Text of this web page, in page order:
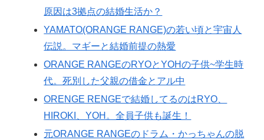
原因は3拠点の結婚生活か？
YAMATO(ORANGE RANGE)の若い頃と宇宙人
伝説。マギーと結婚前提の熱愛
ORANGE RANGEのRYOとYOHの子供~学生時
代。死別した父親の借金とアル中
ORENGE RENGEで結婚してるのはRYO、
HIROKI、YOH。全員子供も誕生！
元ORANGE RANGEのドラム・かっちゃんの脱